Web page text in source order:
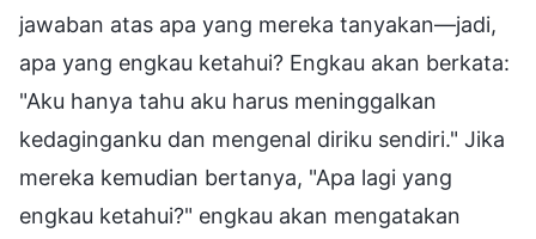
jawaban atas apa yang mereka tanyakan—jadi,
apa yang engkau ketahui? Engkau akan berkata:
"Aku hanya tahu aku harus meninggalkan
kedaginganku dan mengenal diriku sendiri." Jika
mereka kemudian bertanya, "Apa lagi yang
engkau ketahui?" engkau akan mengatakan